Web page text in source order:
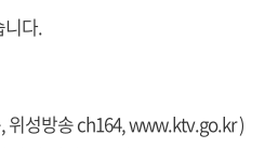
다.
위성방송 ch164,www.ktv.go.kr)